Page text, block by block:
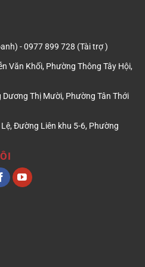
- 0977 899 728 (Tài trợ )
Văn Khối, Phường Thông Tây Hội,
Thị Mười, Phường Tân Thới
Đường Liên khu 5-6, Phường